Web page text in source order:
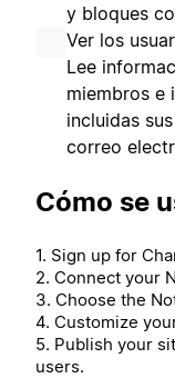
y bloques
Ver los
Lee
miembros e
incluidas
correo
Cómo se
1. Sign up for
2. Connect your
3. Choose the
4. Customize
5. Publish your
users.